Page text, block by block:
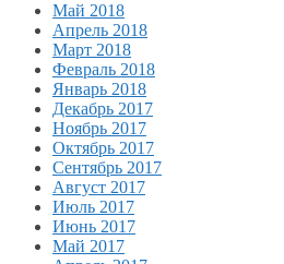
Май 2018
Апрель 2018
Март 2018
Февраль 2018
Январь 2018
Декабрь 2017
Ноябрь 2017
Октябрь 2017
Сентябрь 2017
Август 2017
Июль 2017
Июнь 2017
Май 2017